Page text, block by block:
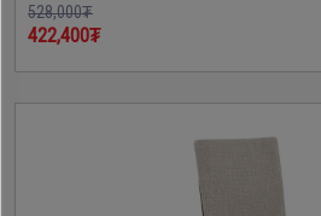
528,000₮
422,400₮